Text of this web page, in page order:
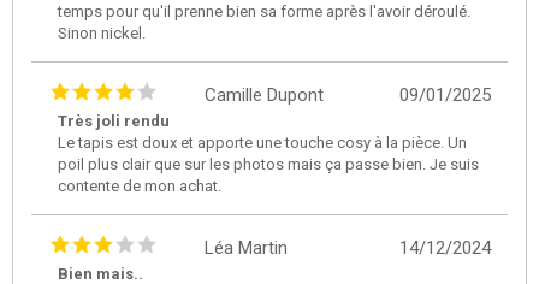
temps pour qu'il prenne bien sa forme après l'avoir déroulé.
Sinon nickel.
09/01/2025
Camille Dupont
Très joli rendu
Le tapis est doux et apporte une touche cosy à la pièce. Un
poil plus clair que sur les photos mais ça passe bien. Je suis
contente de mon achat.
14/12/2024
Léa Martin
Bien mais..